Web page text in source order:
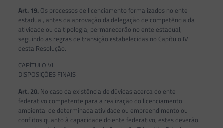
Art. 19.Os processos de licenciamento formalizados no ente
estadual, antes da aprovação da delegação de competência da
atividade ou da tipologia, permanecerão no ente estadual,
seguindo as regras de transição estabelecidas no Capítulo IV
desta Resolução.
CAPÍTULO VI
DISPOSIÇÕES FINAIS
Art. 20.No caso da existência de dúvidas acerca do ente
federativo competente para a realização do licenciamento
ambiental de determinada atividade ou empreendimento ou
conflitos quanto à capacidade do ente federativo, estes deverão